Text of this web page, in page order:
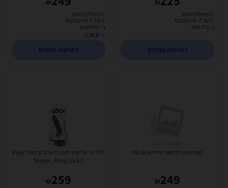
₪
משלוח חינם
עד 7 ימי עסקים
ב- בלו שופ
לפרטים נוספים
₪
משלוח חינם
עד 7 ימי עסקים
ב- טויז4פאן
0.0
(1)
לפרטים נוספים
סטרפאון הלבשה סיליקון 18 סמ
249
₪
דילדו ריאליסטי תוצרת ארה"ב חום ''Pipe
Dream - King Cock 7
259
₪